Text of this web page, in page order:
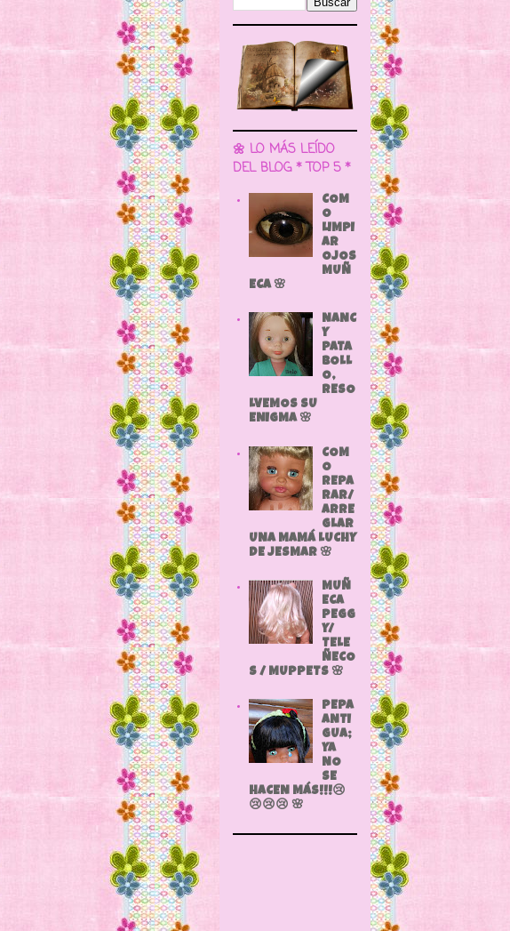
🌼 LO MÁS LEÍDO
DEL BLOG * TOP 5 *
COM
O
LIMPI
AR
OJOS
MUÑ
ECA 🌸
NANC
Y
PATA
BOLL
O,
RESO
LVEMOS SU
ENIGMA 🌸
COM
O
REPA
RAR/
ARRE
GLAR
UNA MAMÁ LUCHY
DE JESMAR 🌸
MUÑ
ECA
PEGG
Y/
TELE
ÑECO
S / MUPPETS 🌸
PEPA
ANTI
GUA;
YA
NO
SE
HACEN MÁS!!!😢
😢😢😢 🌸